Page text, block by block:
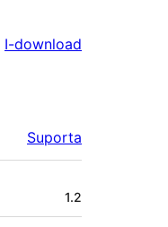
I-download
Suporta
1.2